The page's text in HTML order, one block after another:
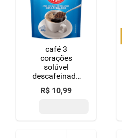
café 3
corações
solúvel
descafeinado
sachê 40g
R$ 10,99